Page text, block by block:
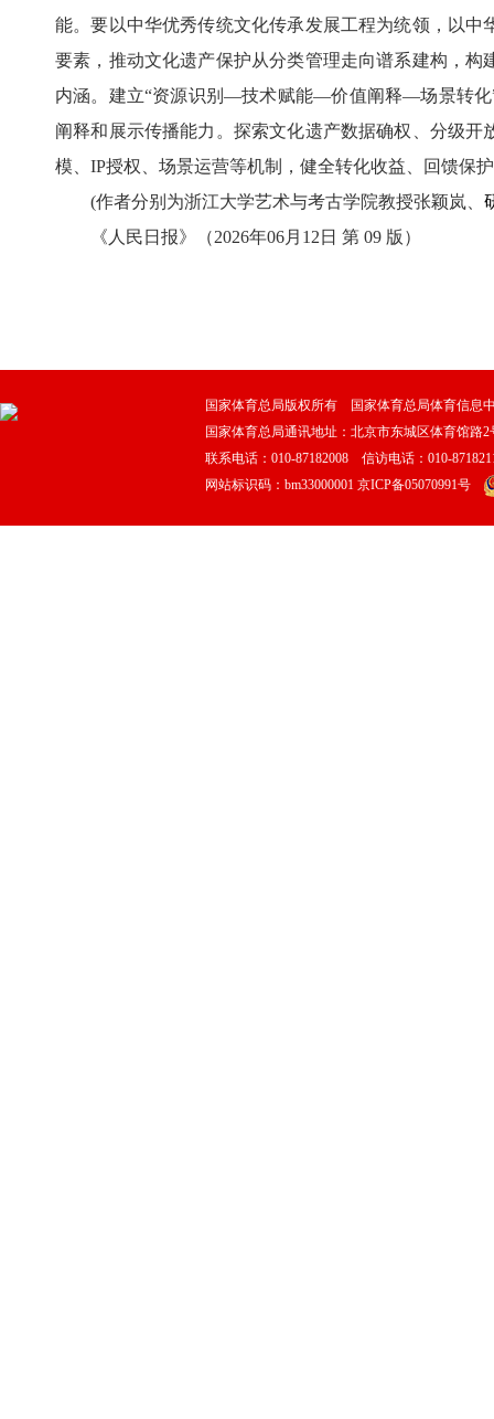
能。要以中华优秀传统文化传承发展工程为统领，以
要素，推动文化遗产保护从分类管理走向谱系建构，
内涵。建立“资源识别—技术赋能—价值阐释—场景转化
阐释和展示传播能力。探索文化遗产数据确权、分级
模、IP授权、场景运营等机制，健全转化收益、回馈保
(作者分别为浙江大学艺术与考古学院教授张颖岚、
《人民日报》（2026年06月12日 第 09 版）
国家体育总局版权所有 国家体育总局体育信息
国家体育总局通讯地址：北京市东城区体育馆
联系电话：010-87182008 信访电话：010-
网站标识码：bm33000001 京ICP备05070991号